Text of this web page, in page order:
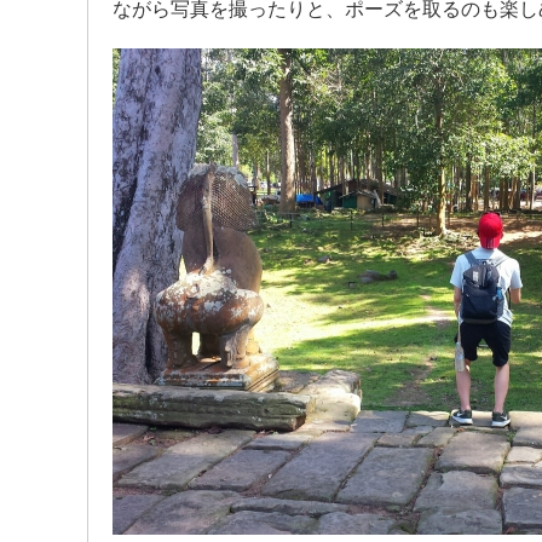
ながら写真を撮ったりと、ポーズを取るのも楽